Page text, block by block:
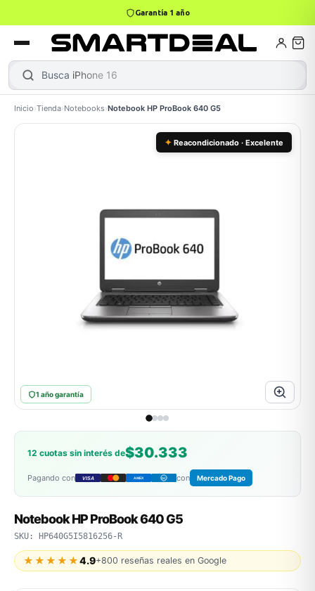
4,9 · +800 reseñas Google
Busca iPhone 16
Inicio›Tienda›Notebooks›Notebook HP ProBook 640 G5
✦ Reacondicionado · Excelente
1 año garantía
12 cuotas sin interés de$30.333
Pagando con VISA AMEX DC con Mercado Pago
Notebook HP ProBook 640 G5
SKU: HP640G5I5816256-R
★★★★★4.9+800 reseñas reales en Google